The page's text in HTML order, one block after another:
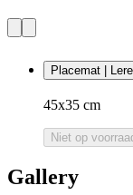
Placemat |
45x35 cm
Niet op
Gallery